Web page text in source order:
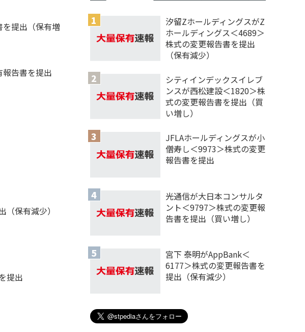
提出（保有増
告書を提出
保有減少）
提出
汐留ZホールディングスがZ
ホールディングス＜4689＞
株式の変更報告書を提出
（保有減少）
シティインデックスイレブ
ンスが西松建設＜1820＞株
式の変更報告書を提出（買
い増し）
JFLAホールディングスが小
僧寿し＜9973＞株式の変更
報告書を提出
光通信が大日本コンサルタ
ント＜9797＞株式の変更報
告書を提出（買い増し）
宮下 泰明がAppBank＜
6177＞株式の変更報告書を
提出（保有減少）